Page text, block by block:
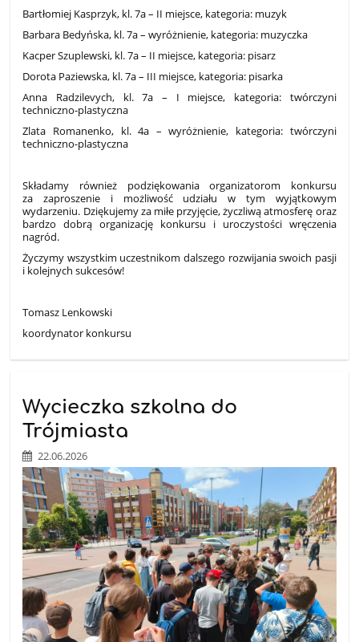
Bartłomiej Kasprzyk, kl. 7a – II miejsce, kategoria: muzyk
Barbara Bedyńska, kl. 7a – wyróżnienie, kategoria: muzyczka
Kacper Szuplewski, kl. 7a – II miejsce, kategoria: pisarz
Dorota Paziewska, kl. 7a – III miejsce, kategoria: pisarka
Anna Radzilevych, kl. 7a – I miejsce, kategoria: twórczyni
techniczno-plastyczna
Zlata Romanenko, kl. 4a – wyróżnienie, kategoria: twórczyni
techniczno-plastyczna
Składamy również podziękowania organizatorom konkursu
za zaproszenie i możliwość udziału w tym wyjątkowym
wydarzeniu. Dziękujemy za miłe przyjęcie, życzliwą atmosferę oraz
bardzo dobrą organizację konkursu i uroczystości wręczenia
nagród.
Życzymy wszystkim uczestnikom dalszego rozwijania swoich pasji
i kolejnych sukcesów!
Tomasz Lenkowski
koordynator konkursu
Wycieczka szkolna do
Trójmiasta
22.06.2026